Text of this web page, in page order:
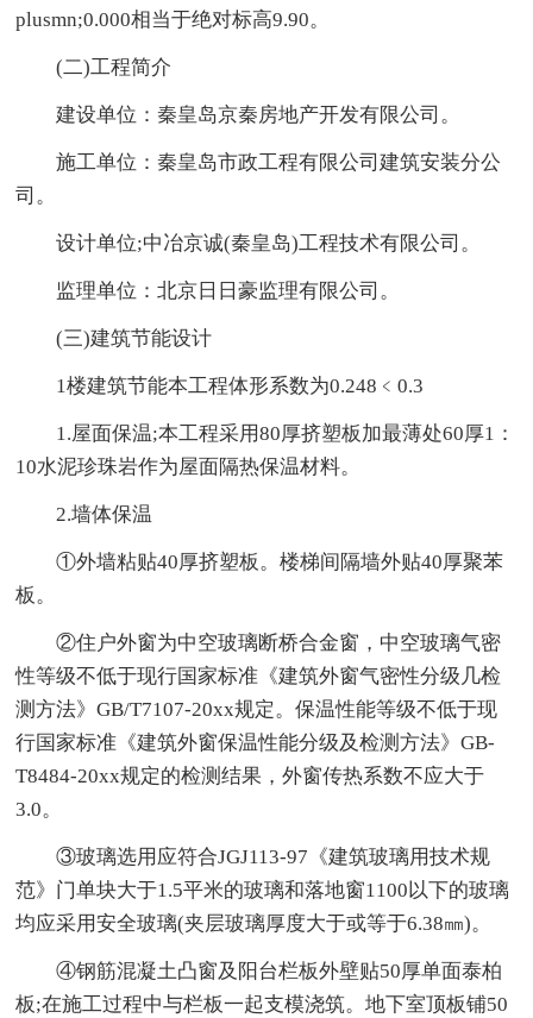
plusmn;0.000相当于绝对标高9.90。
(二)工程简介
建设单位：秦皇岛京秦房地产开发有限公司。
施工单位：秦皇岛市政工程有限公司建筑安装分公
司。
设计单位;中冶京诚(秦皇岛)工程技术有限公司。
监理单位：北京日日豪监理有限公司。
(三)建筑节能设计
1楼建筑节能本工程体形系数为0.248﹤0.3
1.屋面保温;本工程采用80厚挤塑板加最薄处60厚1：
10水泥珍珠岩作为屋面隔热保温材料。
2.墙体保温
①外墙粘贴40厚挤塑板。楼梯间隔墙外贴40厚聚苯
板。
②住户外窗为中空玻璃断桥合金窗，中空玻璃气密
性等级不低于现行国家标准《建筑外窗气密性分级几检
测方法》GB/T7107-20xx规定。保温性能等级不低于现
行国家标准《建筑外窗保温性能分级及检测方法》GB-
T8484-20xx规定的检测结果，外窗传热系数不应大于
3.0。
③玻璃选用应符合JGJ113-97《建筑玻璃用技术规
范》门单块大于1.5平米的玻璃和落地窗1100以下的玻璃
均应采用安全玻璃(夹层玻璃厚度大于或等于6.38㎜)。
④钢筋混凝土凸窗及阳台栏板外壁贴50厚单面泰柏
板;在施工过程中与栏板一起支模浇筑。地下室顶板铺50